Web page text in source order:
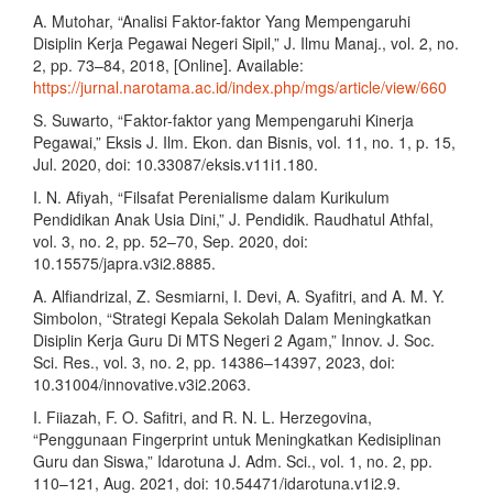
A. Mutohar, “Analisi Faktor-faktor Yang Mempengaruhi
Disiplin Kerja Pegawai Negeri Sipil,” J. Ilmu Manaj., vol. 2, no.
2, pp. 73–84, 2018, [Online]. Available:
https://jurnal.narotama.ac.id/index.php/mgs/article/view/660
S. Suwarto, “Faktor-faktor yang Mempengaruhi Kinerja
Pegawai,” Eksis J. Ilm. Ekon. dan Bisnis, vol. 11, no. 1, p. 15,
Jul. 2020, doi: 10.33087/eksis.v11i1.180.
I. N. Afiyah, “Filsafat Perenialisme dalam Kurikulum
Pendidikan Anak Usia Dini,” J. Pendidik. Raudhatul Athfal,
vol. 3, no. 2, pp. 52–70, Sep. 2020, doi:
10.15575/japra.v3i2.8885.
A. Alfiandrizal, Z. Sesmiarni, I. Devi, A. Syafitri, and A. M. Y.
Simbolon, “Strategi Kepala Sekolah Dalam Meningkatkan
Disiplin Kerja Guru Di MTS Negeri 2 Agam,” Innov. J. Soc.
Sci. Res., vol. 3, no. 2, pp. 14386–14397, 2023, doi:
10.31004/innovative.v3i2.2063.
I. Fiiazah, F. O. Safitri, and R. N. L. Herzegovina,
“Penggunaan Fingerprint untuk Meningkatkan Kedisiplinan
Guru dan Siswa,” Idarotuna J. Adm. Sci., vol. 1, no. 2, pp.
110–121, Aug. 2021, doi: 10.54471/idarotuna.v1i2.9.